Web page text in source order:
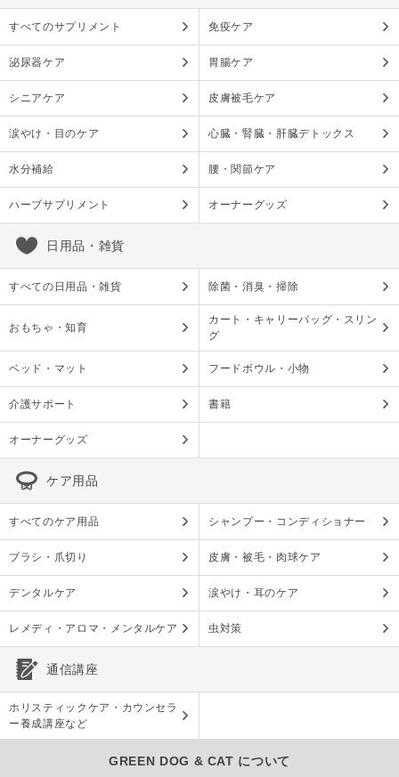
すべてのサプリメント 免疫ケア
泌尿器ケア 胃腸ケア
シニアケア 皮膚被毛ケア
涙やけ・目のケア 心臓・腎臓・肝臓デトックス
水分補給 腰・関節ケア
ハーブサプリメント オーナーグッズ
日用品・雑貨
すべての日用品・雑貨 除菌・消臭・掃除
おもちゃ・知育
カート・キャリーバッグ・スリン
グ
ベッド・マット フードボウル・小物
介護サポート 書籍
オーナーグッズ
ケア用品
すべてのケア用品 シャンプー・コンディショナー
ブラシ・爪切り 皮膚・被毛・肉球ケア
デンタルケア 涙やけ・耳のケア
レメディ・アロマ・メンタルケア 虫対策
通信講座
ホリスティックケア・カウンセラ
ー養成講座など
GREEN DOG & CAT について